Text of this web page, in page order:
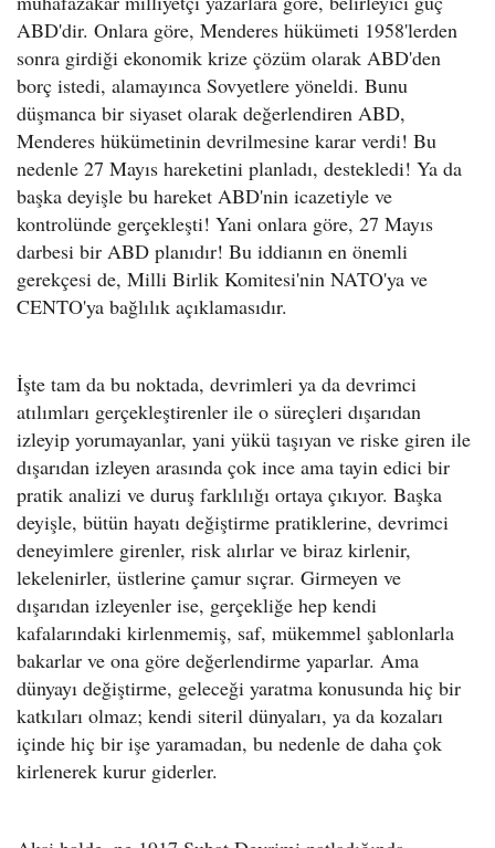
ABD'dir. Onlara göre, Menderes hükümeti 1958'lerden
sonra girdiği ekonomik krize çözüm olarak ABD'den
borç istedi, alamayınca Sovyetlere yöneldi. Bunu
düşmanca bir siyaset olarak değerlendiren ABD,
Menderes hükümetinin devrilmesine karar verdi! Bu
nedenle 27 Mayıs hareketini planladı, destekledi! Ya da
başka deyişle bu hareket ABD'nin icazetiyle ve
kontrolünde gerçekleşti! Yani onlara göre, 27 Mayıs
darbesi bir ABD planıdır! Bu iddianın en önemli
gerekçesi de, Milli Birlik Komitesi'nin NATO'ya ve
CENTO'ya bağlılık açıklamasıdır.
İşte tam da bu noktada, devrimleri ya da devrimci
atılımları gerçekleştirenler ile o süreçleri dışarıdan
izleyip yorumayanlar, yani yükü taşıyan ve riske giren ile
dışarıdan izleyen arasında çok ince ama tayin edici bir
pratik analizi ve duruş farklılığı ortaya çıkıyor. Başka
deyişle, bütün hayatı değiştirme pratiklerine, devrimci
deneyimlere girenler, risk alırlar ve biraz kirlenir,
lekelenirler, üstlerine çamur sıçrar. Girmeyen ve
dışarıdan izleyenler ise, gerçekliğe hep kendi
kafalarındaki kirlenmemiş, saf, mükemmel şablonlarla
bakarlar ve ona göre değerlendirme yaparlar. Ama
dünyayı değiştirme, geleceği yaratma konusunda hiç bir
katkıları olmaz; kendi siteril dünyaları, ya da kozaları
içinde hiç bir işe yaramadan, bu nedenle de daha çok
kirlenerek kurur giderler.